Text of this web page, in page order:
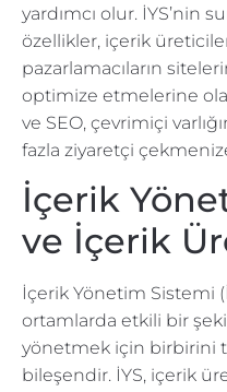
yardımcı olur. İYS’nin
özellikler, içerik
pazarlamacıların
optimize etmelerine
ve SEO, çevrimiçi
fazla ziyaretçi
İçerik
ve İçerik
İçerik Yönetim Sistemi
ortamlarda etkili bir
yönetmek için birbirini
bileşendir. İYS, içerik